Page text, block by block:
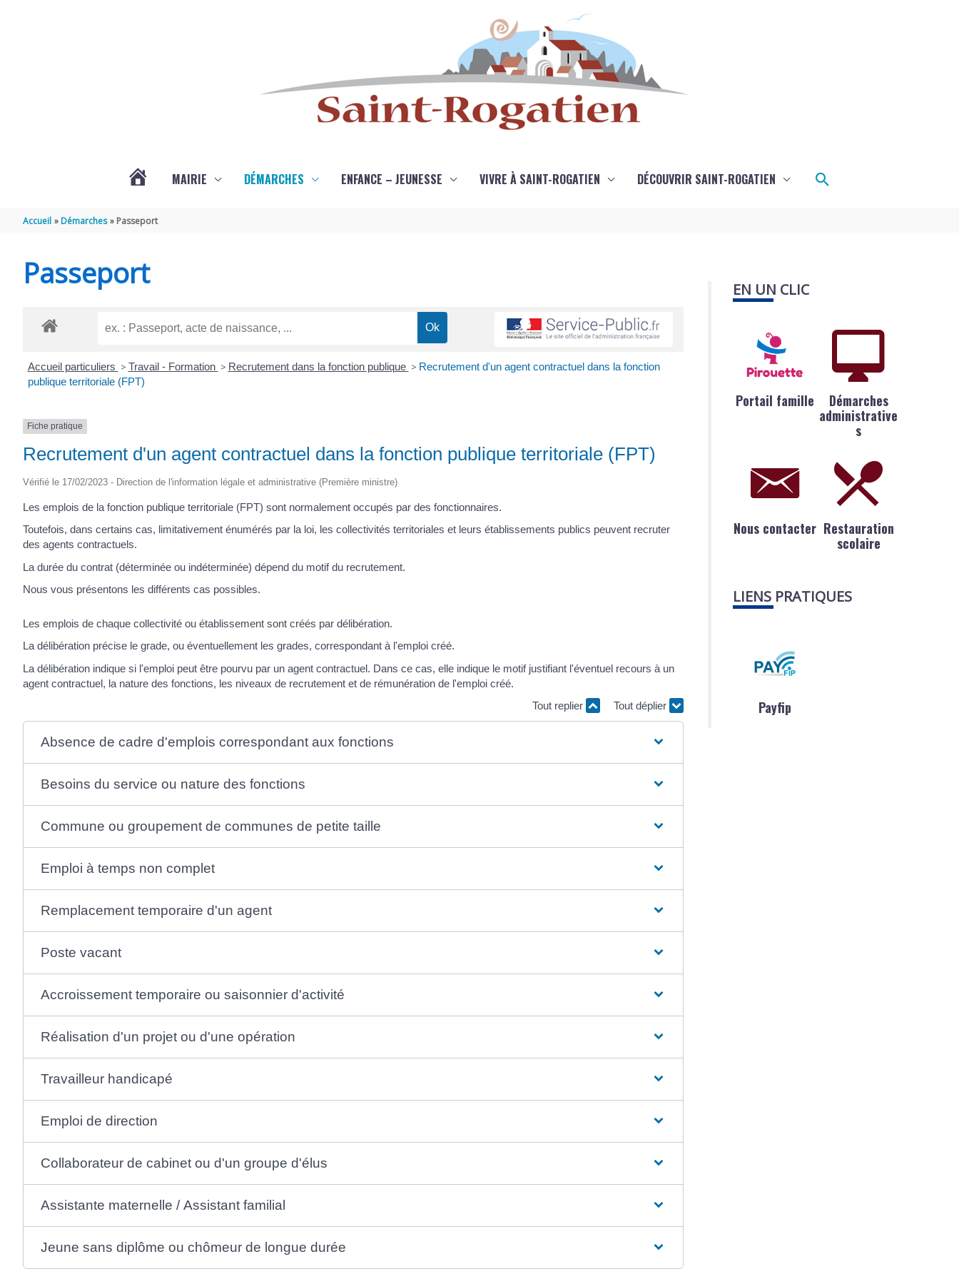
ROGATIEN
MAIRIE DÉMARCHES ENFANCE – JEUNESSE VIVRE À SAINT-ROGATIEN DÉCOUVRIR SAINT-ROGATIEN Rechercher
Accueil Démarches Passeport
Passeport
Accueil particuliers > Travail - Formation > Recrutement dans la fonction publique > Recrutement d'un agent contractuel dans la fonction
publique territoriale (FPT)
Fiche pratique
Recrutement d'un agent contractuel dans la fonction publique territoriale (FPT)
Vérifié le 17/02/2023 - Direction de l'information légale et administrative (Première ministre)
Les emplois de la fonction publique territoriale (FPT) sont normalement occupés par des fonctionnaires.
Toutefois, dans certains cas, limitativement énumérés par la loi, les collectivités territoriales et leurs établissements publics peuvent recruter
des agents contractuels.
La durée du contrat (déterminée ou indéterminée) dépend du motif du recrutement.
Nous vous présentons les différents cas possibles.
Les emplois de chaque collectivité ou établissement sont créés par délibération.
La délibération précise le grade, ou éventuellement les grades, correspondant à l'emploi créé.
La délibération indique si l'emploi peut être pourvu par un agent contractuel. Dans ce cas, elle indique le motif justifiant l'éventuel recours à un
agent contractuel, la nature des fonctions, les niveaux de recrutement et de rémunération de l'emploi créé.
Tout replier
Tout déplier
Absence de cadre d'emplois correspondant aux fonctions
Besoins du service ou nature des fonctions
Commune ou groupement de communes de petite taille
Emploi à temps non complet
Remplacement temporaire d'un agent
Poste vacant
Accroissement temporaire ou saisonnier d'activité
Réalisation d'un projet ou d'une opération
Travailleur handicapé
Emploi de direction
Collaborateur de cabinet ou d'un groupe d'élus
Assistante maternelle / Assistant familial
Jeune sans diplôme ou chômeur de longue durée
EN UN CLIC
Portail famille
Démarches
administrative
s
Nous contacter Restauration
scolaire
LIENS PRATIQUES
Payfip